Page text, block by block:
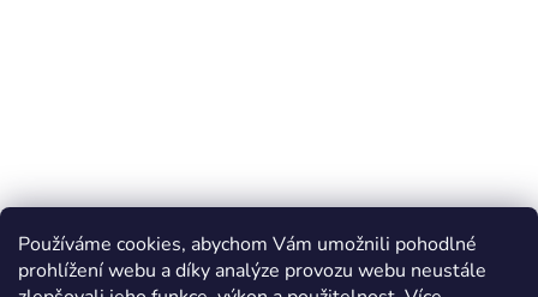
Používáme cookies, abychom Vám umožnili pohodlné
prohlížení webu a díky analýze provozu webu neustále